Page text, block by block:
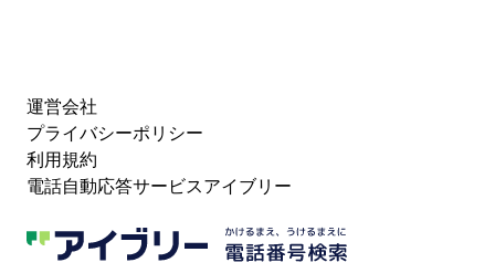
運営会社
プライバシーポリシー
利用規約
電話自動応答サービスアイブリー